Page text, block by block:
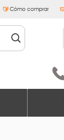
Cómo comprar